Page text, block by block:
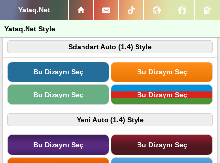
Yataq.Net
Yataq.Net Style
Sdandart Auto (1.4) Style
Bu Dizaynı Seç Bu Dizaynı Seç
Bu Dizaynı Seç Bu Dizaynı Seç
Yeni Auto (1.4) Style
Bu Dizaynı Seç Bu Dizaynı Seç